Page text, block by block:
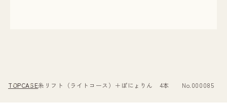
TOPCASE糸リフト（ライトコース）＋ぽにょりん 4本 No.000085